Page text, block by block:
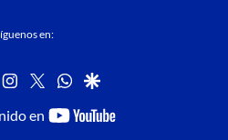
en:
instagram
twitterwhatsapp
google
en
youtube-